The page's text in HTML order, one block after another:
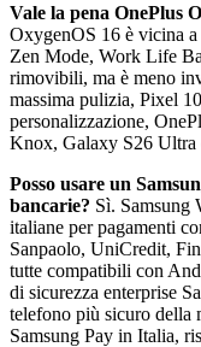
Vale la pena OnePlus
OxygenOS 16 è vicina
Zen Mode, Work Life
rimovibili, ma è meno
massima pulizia, Pixel
personalizzazione,
Knox, Galaxy S26 Ultra
Posso usare un
bancarie? Sì. Samsung
italiane per pagamenti
Sanpaolo, UniCredit,
tutte compatibili con
di sicurezza enterprise
telefono più sicuro della
Samsung Pay in Italia,